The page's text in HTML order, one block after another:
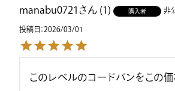
manabu0721 1 購入者 非
投稿日 2026/03/01
このレベルのコードバンをこの